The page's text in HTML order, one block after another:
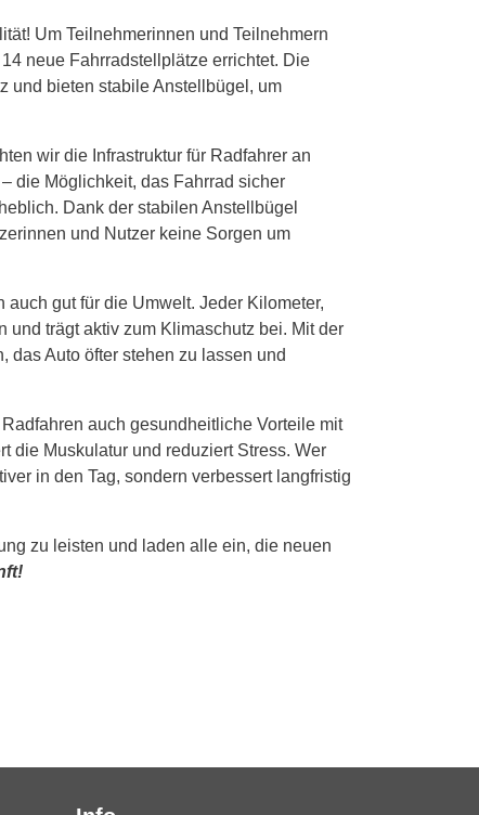
Um Teilnehmerinnen und Teilnehmern
neue Fahrradstellplätze errichtet. Die
und bieten stabile Anstellbügel, um
wir die Infrastruktur für Radfahrer an
die Möglichkeit, das Fahrrad sicher
Dank der stabilen Anstellbügel
und Nutzer keine Sorgen um
gut für die Umwelt. Jeder Kilometer,
und trägt aktiv zum Klimaschutz bei. Mit der
das Auto öfter stehen zu lassen und
auch gesundheitliche Vorteile mit
die Muskulatur und reduziert Stress. Wer
in den Tag, sondern verbessert langfristig
zu leisten und laden alle ein, die neuen